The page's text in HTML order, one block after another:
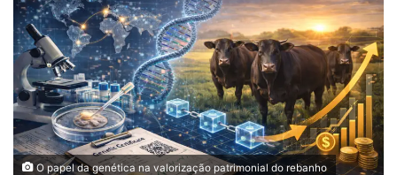
O papel da genética na valorização patrimonial do rebanho